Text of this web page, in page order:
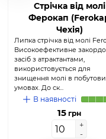
Стрічка від молі
Ферокап
Чехія)
Липка стрічка від молі
Високоефективне
засіб з атрактантами,
використовується для
знищення молі в
умовах. До ск...
В наявності
15 грн
+
-
+
-